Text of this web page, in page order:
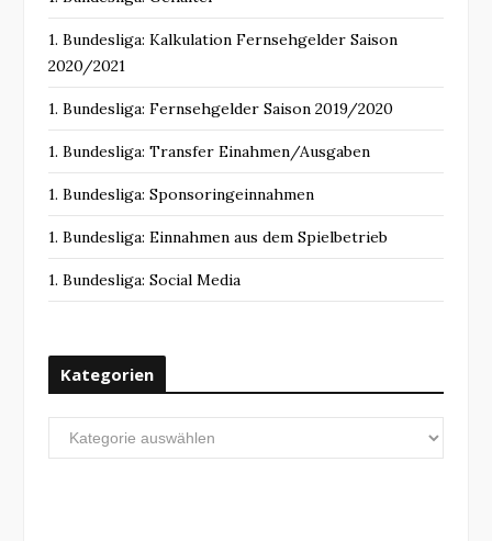
1. Bundesliga: Kalkulation Fernsehgelder Saison
2020/2021
1. Bundesliga: Fernsehgelder Saison 2019/2020
1. Bundesliga: Transfer Einahmen/Ausgaben
1. Bundesliga: Sponsoringeinnahmen
1. Bundesliga: Einnahmen aus dem Spielbetrieb
1. Bundesliga: Social Media
Kategorien
Kategorien